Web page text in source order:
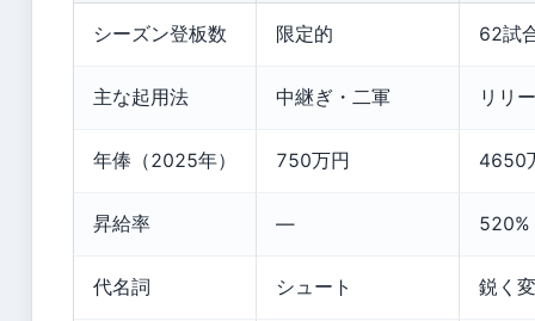
シーズン登板数 限定的 62試
主な起用法 中継ぎ・二軍 リリ
年俸（2025年） 750万円 4650
昇給率 — 520%
代名詞 シュート 鋭く